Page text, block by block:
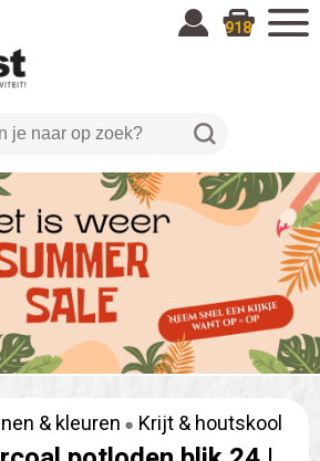
918
& kleuren Krijt & houtskool